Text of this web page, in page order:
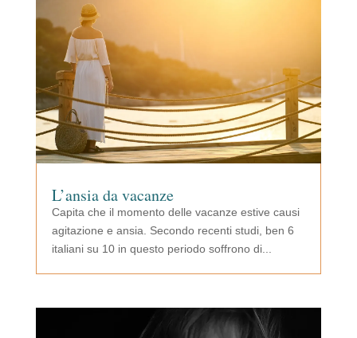
L’ansia da vacanze
Capita che il momento delle vacanze estive causi
agitazione e ansia. Secondo recenti studi, ben 6
italiani su 10 in questo periodo soffrono di...